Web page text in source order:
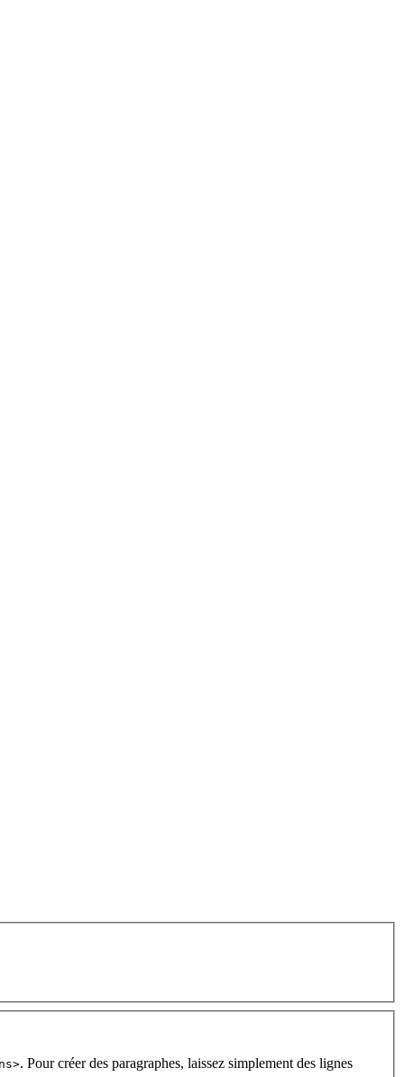
. Pour créer des paragraphes, laissez simplement des lignes